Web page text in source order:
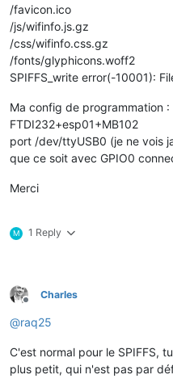
/favicon.ico
/js/wifinfo.js.gz
/css/wifinfo.css.gz
/fonts/glyphicons.woff2
SPIFFS_write error(-10001):
Ma config de programmation :
FTDI232+esp01+MB102
port /dev/ttyUSB0 (je ne vois
que ce soit avec GPIO0
Merci
M 1 Reply
Offline
Charles
@raq25
C'est normal pour le SPIFFS,
plus petit, qui n'est pas par